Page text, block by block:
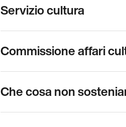
Servizio cultura
Commissione affari
Che cosa non